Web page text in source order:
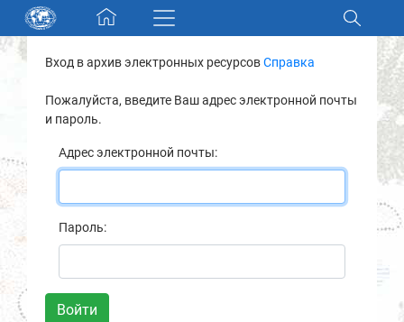
Skip navigation
Разделы и коллекции
Электронный каталог
Новости
О нас
Контакты
Вход в архив электронных ресурсовСправка
Пожалуйста, введите Ваш адрес электронной почты
и пароль.
Адрес электронной почты:
Пароль: